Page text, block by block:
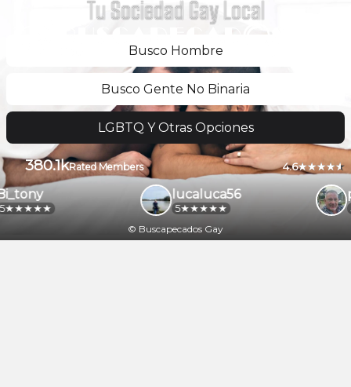
Tu Sociedad Gay Local
Busco Hombre
Busco Gente No Binaria
LGBTQ Y Otras Opciones
380.1kRated Members 4.6
5
lucaluca56
5
© Buscapecados Gay